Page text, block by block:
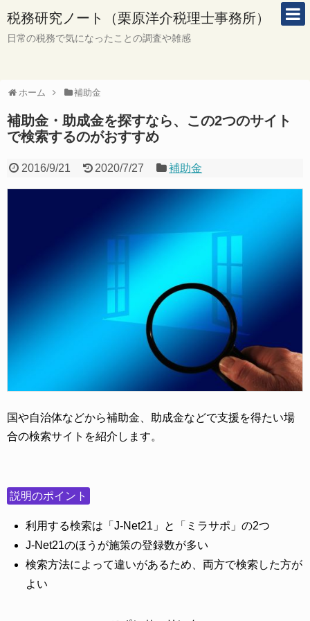
税務研究ノート（栗原洋介税理士事務所）
日常の税務で気になったことの調査や雑感
ホーム 補助金
補助金・助成金を探すなら、この2つのサイト
で検索するのがおすすめ
2016/9/21 2020/7/27 補助金
国や自治体などから補助金、助成金などで支援を得たい場
合の検索サイトを紹介します。
説明のポイント
利用する検索は「J-Net21」と「ミラサポ」の2つ
J-Net21のほうが施策の登録数が多い
検索方法によって違いがあるため、両方で検索した方が
よい